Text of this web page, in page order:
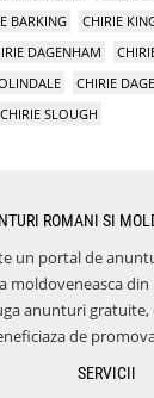
BARKING CHIRIE
DAGENHAM
CHIRIE
CHIRIE SLOUGH
ROMANI SI
un portal de
moldoveneasca
anunturi gratuite,
de
SERVICII